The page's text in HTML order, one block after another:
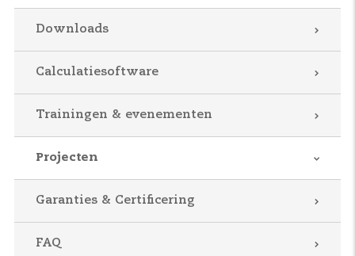
Downloads
Calculatiesoftware
Trainingen & evenementen
Projecten
Garanties & Certificering
FAQ